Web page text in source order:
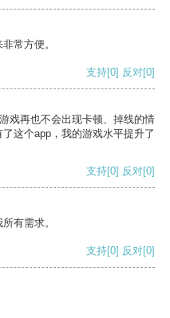
常方便。
支持[0] 反对[0]
戏再也不会出现卡顿、掉线的情
这个app，我的游戏水平提升了
支持[0] 反对[0]
有需求。
支持[0] 反对[0]